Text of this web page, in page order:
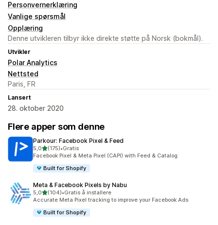
Personvernerklæring
Vanlige spørsmål
Opplæring
Denne utvikleren tilbyr ikke direkte støtte på Norsk (bokmål).
Utvikler
Polar Analytics
Nettsted
Paris, FR
Lansert
28. oktober 2020
Flere apper som denne
Parkour: Facebook Pixel & Feed
5,0av 5 stjerner
(175)
Totalt 175 omtaler
•Gratis
Facebook Pixel & Meta Pixel (CAPI) with Feed & Catalog
Built for Shopify
Meta & Facebook Pixels by Nabu
5,0av 5 stjerner
(104)
Totalt 104 omtaler
•Gratis å installere
Accurate Meta Pixel tracking to improve your Facebook Ads
Built for Shopify